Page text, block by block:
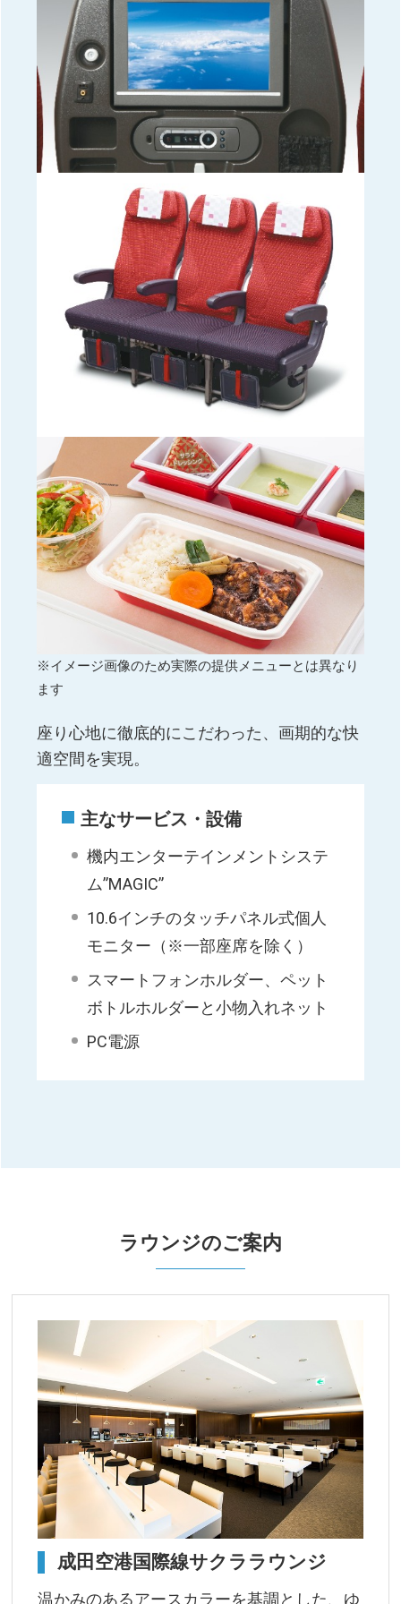
※イメージ画像のため実際の提供メニューとは異なり
ます
座り心地に徹底的にこだわった、画期的な快
適空間を実現。
主なサービス・設備
機内エンターテインメントシステ
ム”MAGIC”
10.6インチのタッチパネル式個人
モニター（※一部座席を除く）
スマートフォンホルダー、ペット
ボトルホルダーと小物入れネット
PC電源
ラウンジのご案内
成田空港国際線サクララウンジ
温かみのあるアースカラーを基調とした、ゆ